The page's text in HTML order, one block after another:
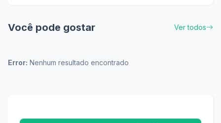
Você pode gostar Ver todos
Error: Nenhum resultado encontrado